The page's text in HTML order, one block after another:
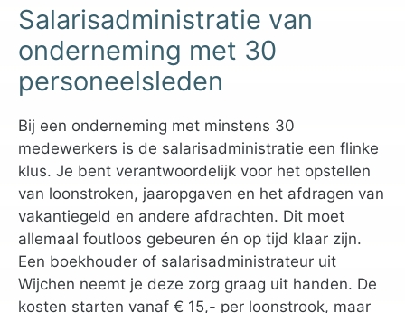
Salarisadministratie van
onderneming met 30
personeelsleden
Bij een onderneming met minstens 30
medewerkers is de salarisadministratie een flinke
klus. Je bent verantwoordelijk voor het opstellen
van loonstroken, jaaropgaven en het afdragen van
vakantiegeld en andere afdrachten. Dit moet
allemaal foutloos gebeuren én op tijd klaar zijn.
Een boekhouder of salarisadministrateur uit
Wijchen neemt je deze zorg graag uit handen. De
kosten starten vanaf € 15,- per loonstrook, maar